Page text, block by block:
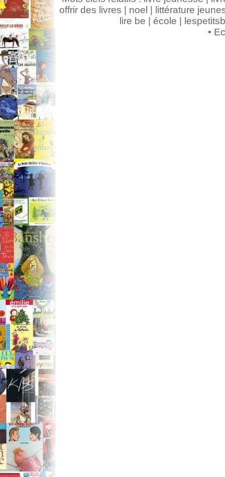
offrir des livres | noel | littérature
lire be | école |
•